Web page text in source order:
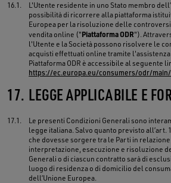
16.1.
L'Utente residente in uno Stato membro
possibilità di ricorrere alla piattaforma
Europea per la risoluzione delle
vendita online ("Piattaforma ODR").
l'Utente e la Società possono risolvere le
acquisti effettuati online tramite
Piattaforma ODR è accessibile al seguente
https://ec.europa.eu/consumers/odr/
17. LEGGE APPLICABILE E
17.1.
Le presenti Condizioni Generali sono
legge italiana. Salvo quanto previsto all’art.
che dovesse sorgere tra le Parti in
interpretazione, esecuzione e risoluzione
Generali o di ciascun contratto sarà di
luogo di residenza o di domicilio del
dell’Unione Europea.